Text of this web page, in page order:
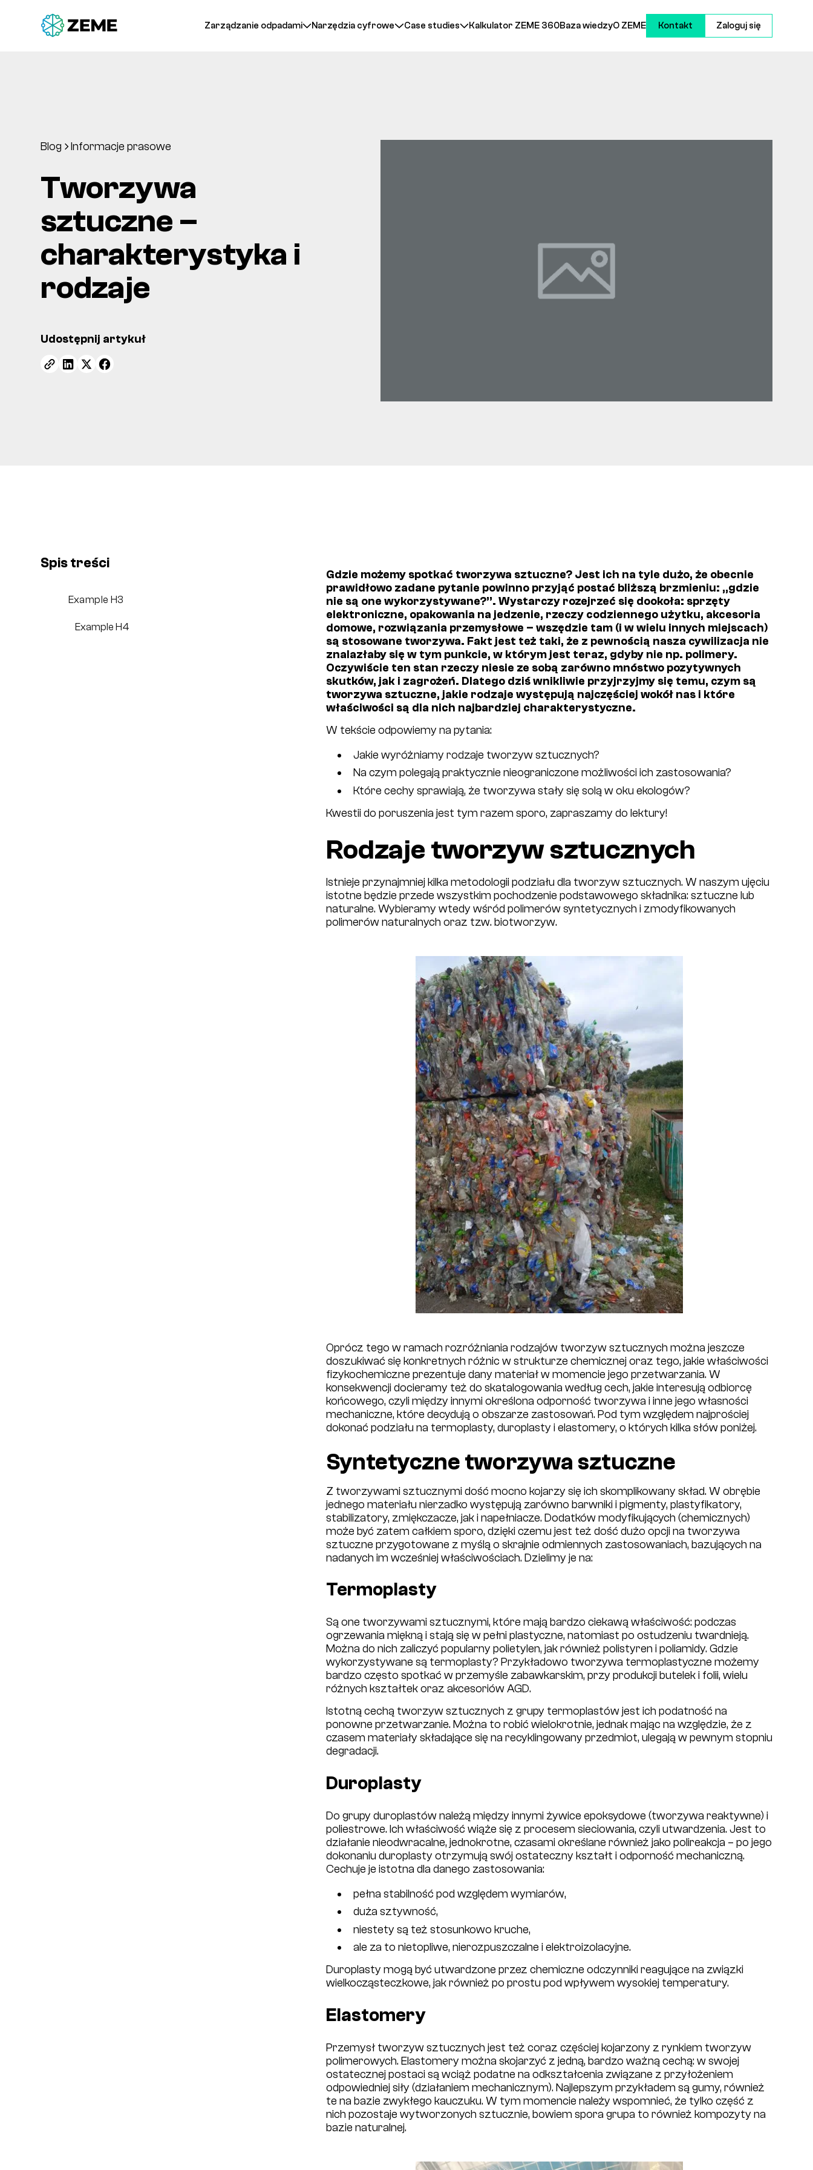
Zarządzanie odpadami Narzędzia cyfrowe Case studies Kalkulator ZEME 360Baza wiedzyO ZEME Kontakt Zaloguj się
Blog Informacje prasowe
Tworzywa
sztuczne –
charakterystyka i
rodzaje
Udostępnij artykuł
Spis treści
Example H3
Example H4
Gdzie możemy spotkać tworzywa sztuczne? Jest ich na tyle dużo, że obecnie
prawidłowo zadane pytanie powinno przyjąć postać bliższą brzmieniu: „gdzie
nie są one wykorzystywane?”. Wystarczy rozejrzeć się dookoła: sprzęty
elektroniczne, opakowania na jedzenie, rzeczy codziennego użytku, akcesoria
domowe, rozwiązania przemysłowe – wszędzie tam (i w wielu innych miejscach)
są stosowane tworzywa. Fakt jest też taki, że z pewnością nasza cywilizacja nie
znalazłaby się w tym punkcie, w którym jest teraz, gdyby nie np. polimery.
Oczywiście ten stan rzeczy niesie ze sobą zarówno mnóstwo pozytywnych
skutków, jak i zagrożeń. Dlatego dziś wnikliwie przyjrzyjmy się temu, czym są
tworzywa sztuczne, jakie rodzaje występują najczęściej wokół nas i które
właściwości są dla nich najbardziej charakterystyczne.
W tekście odpowiemy na pytania:
Jakie wyróżniamy rodzaje tworzyw sztucznych?
Na czym polegają praktycznie nieograniczone możliwości ich zastosowania?
Które cechy sprawiają, że tworzywa stały się solą w oku ekologów?
Kwestii do poruszenia jest tym razem sporo, zapraszamy do lektury!
Rodzaje tworzyw sztucznych
Istnieje przynajmniej kilka metodologii podziału dla tworzyw sztucznych. W naszym ujęciu
istotne będzie przede wszystkim pochodzenie podstawowego składnika: sztuczne lub
naturalne. Wybieramy wtedy wśród polimerów syntetycznych i zmodyfikowanych
polimerów naturalnych oraz tzw. biotworzyw.
Oprócz tego w ramach rozróżniania rodzajów tworzyw sztucznych można jeszcze
doszukiwać się konkretnych różnic w strukturze chemicznej oraz tego, jakie właściwości
fizykochemiczne prezentuje dany materiał w momencie jego przetwarzania. W
konsekwencji docieramy też do skatalogowania według cech, jakie interesują odbiorcę
końcowego, czyli między innymi określona odporność tworzywa i inne jego własności
mechaniczne, które decydują o obszarze zastosowań. Pod tym względem najprościej
dokonać podziału na termoplasty, duroplasty i elastomery, o których kilka słów poniżej.
Syntetyczne tworzywa sztuczne
Z tworzywami sztucznymi dość mocno kojarzy się ich skomplikowany skład. W obrębie
jednego materiału nierzadko występują zarówno barwniki i pigmenty, plastyfikatory,
stabilizatory, zmiękczacze, jak i napełniacze. Dodatków modyfikujących (chemicznych)
może być zatem całkiem sporo, dzięki czemu jest też dość dużo opcji na tworzywa
sztuczne przygotowane z myślą o skrajnie odmiennych zastosowaniach, bazujących na
nadanych im wcześniej właściwościach. Dzielimy je na:
Termoplasty
Są one tworzywami sztucznymi, które mają bardzo ciekawą właściwość: podczas
ogrzewania miękną i stają się w pełni plastyczne, natomiast po ostudzeniu twardnieją.
Można do nich zaliczyć popularny polietylen, jak również polistyren i poliamidy. Gdzie
wykorzystywane są termoplasty? Przykładowo tworzywa termoplastyczne możemy
bardzo często spotkać w przemyśle zabawkarskim, przy produkcji butelek i folii, wielu
różnych kształtek oraz akcesoriów AGD.
Istotną cechą tworzyw sztucznych z grupy termoplastów jest ich podatność na
ponowne przetwarzanie. Można to robić wielokrotnie, jednak mając na względzie, że z
czasem materiały składające się na recyklingowany przedmiot, ulegają w pewnym stopniu
degradacji.
Duroplasty
Do grupy duroplastów należą między innymi żywice epoksydowe (tworzywa reaktywne) i
poliestrowe. Ich właściwość wiąże się z procesem sieciowania, czyli utwardzenia. Jest to
działanie nieodwracalne, jednokrotne, czasami określane również jako polireakcja – po jego
dokonaniu duroplasty otrzymują swój ostateczny kształt i odporność mechaniczną.
Cechuje je istotna dla danego zastosowania:
pełna stabilność pod względem wymiarów,
duża sztywność,
niestety są też stosunkowo kruche,
ale za to nietopliwe, nierozpuszczalne i elektroizolacyjne.
Duroplasty mogą być utwardzone przez chemiczne odczynniki reagujące na związki
wielkocząsteczkowe, jak również po prostu pod wpływem wysokiej temperatury.
Elastomery
Przemysł tworzyw sztucznych jest też coraz częściej kojarzony z rynkiem tworzyw
polimerowych. Elastomery można skojarzyć z jedną, bardzo ważną cechą: w swojej
ostatecznej postaci są wciąż podatne na odkształcenia związane z przyłożeniem
odpowiedniej siły (działaniem mechanicznym). Najlepszym przykładem są gumy, również
te na bazie zwykłego kauczuku. W tym momencie należy wspomnieć, że tylko część z
nich pozostaje wytworzonych sztucznie, bowiem spora grupa to również kompozyty na
bazie naturalnej.